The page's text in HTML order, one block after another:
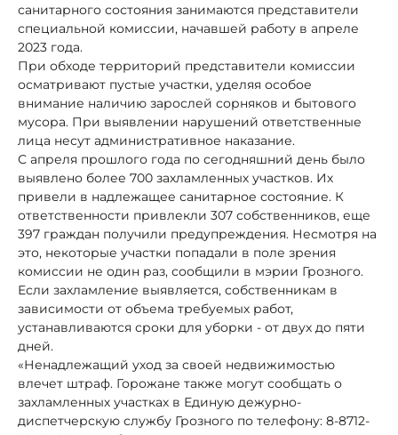
санитарного состояния занимаются представители
специальной комиссии, начавшей работу в апреле
2023 года.
При обходе территорий представители комиссии
осматривают пустые участки, уделяя особое
внимание наличию зарослей сорняков и бытового
мусора. При выявлении нарушений ответственные
лица несут административное наказание.
С апреля прошлого года по сегодняшний день было
выявлено более 700 захламленных участков. Их
привели в надлежащее санитарное состояние. К
ответственности привлекли 307 собственников, еще
397 граждан получили предупреждения. Несмотря на
это, некоторые участки попадали в поле зрения
комиссии не один раз, сообщили в мэрии Грозного.
Если захламление выявляется, собственникам в
зависимости от объема требуемых работ,
устанавливаются сроки для уборки - от двух до пяти
дней.
«Ненадлежащий уход за своей недвижимостью
влечет штраф. Горожане также могут сообщать о
захламленных участках в Единую дежурно-
диспетчерскую службу Грозного по телефону: 8-8712-